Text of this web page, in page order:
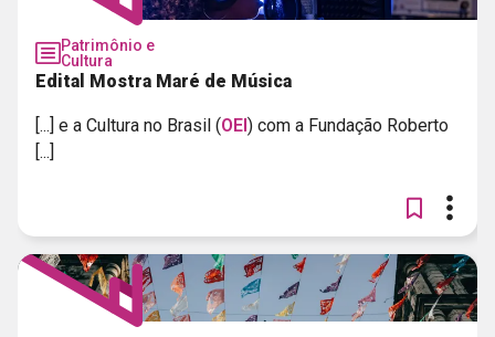
Patrimônio e
Cultura
Edital Mostra Maré de Música
[...] e a Cultura no Brasil (OEI) com a Fundação Roberto
[...]